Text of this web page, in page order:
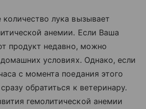
лука вызывает
анемии. Если Ваша
продукт недавно, можно
условиях. Однако, если
с момента поедания этого
обратиться к ветеринару.
гемолитической анемии